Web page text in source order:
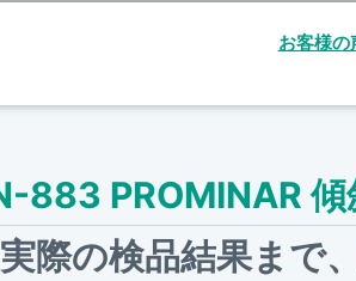
お客様の
883 PROMINAR 傾
際の検品結果まで、